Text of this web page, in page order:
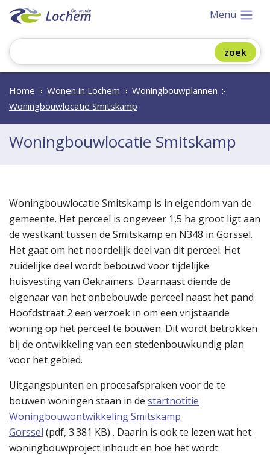
Menu
Home Wonen in Lochem
Woningbouwplannen
Woningbouwlocatie Smitskamp
Woningbouwlocatie Smitskamp
Woningbouwlocatie Smitskamp is in eigendom van de
gemeente. Het perceel is ongeveer 1,5 ha groot ligt aan
de westkant tussen de Smitskamp en N348 in Gorssel.
Het gaat om het noordelijk deel van dit perceel. Het
zuidelijke deel wordt bebouwd voor tijdelijke
huisvesting van Oekraïners. Daarnaast diende de
eigenaar van het onbebouwde perceel naast het pand
Hoofdstraat 2 een verzoek in om een vrijstaande
woning op het perceel te bouwen. Dit wordt betrokken
bij de ontwikkeling van een stedenbouwkundig plan
voor het gebied.
Uitgangspunten en procesafspraken voor de te
bouwen woningen staan in de startnotitie
Woningbouwontwikkeling Smitskamp
Gorssel (pdf, 3.381 KB) . Daarin is ook te lezen wat het
woningbouwproject inhoudt en hoe het wordt